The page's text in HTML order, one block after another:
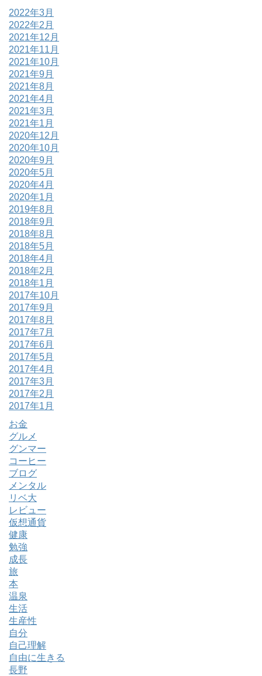
2022年3月
2022年2月
2021年12月
2021年11月
2021年10月
2021年9月
2021年8月
2021年4月
2021年3月
2021年1月
2020年12月
2020年10月
2020年9月
2020年5月
2020年4月
2020年1月
2019年8月
2018年9月
2018年8月
2018年5月
2018年4月
2018年2月
2018年1月
2017年10月
2017年9月
2017年8月
2017年7月
2017年6月
2017年5月
2017年4月
2017年3月
2017年2月
2017年1月
お金
グルメ
グンマー
コーヒー
ブログ
メンタル
リベ大
レビュー
仮想通貨
健康
勉強
成長
旅
本
温泉
生活
生産性
自分
自己理解
自由に生きる
長野